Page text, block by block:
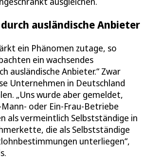
ausländische Anbieter
ein Phänomen zutage, so
ein wachsendes
ausländische Anbieter.“ Zwar
Unternehmen in Deutschland
„Uns wurde aber gemeldet,
oder Ein-Frau-Betriebe
als vermeintlich Selbstständige in
die als Selbstständige
unterliegen“,